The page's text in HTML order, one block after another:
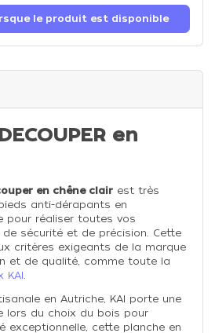
le produit est disponible
en
en chêne clair est très
anti-dérapants en
pour réaliser toutes vos
sécurité et de précision. Cette
critères exigeants de la marque
et de qualité, comme toute la
KAI.
en Autriche, KAI porte une
lors du choix du bois pour
exceptionnelle, cette planche en